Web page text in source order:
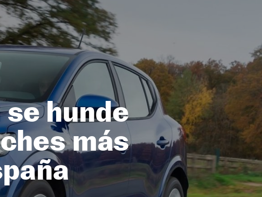
hunde
más